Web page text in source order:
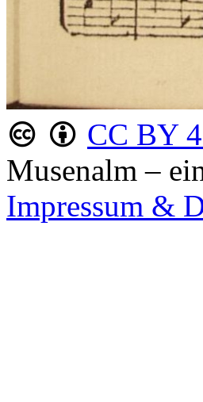
CC BY
Musenalm –
Impressum &